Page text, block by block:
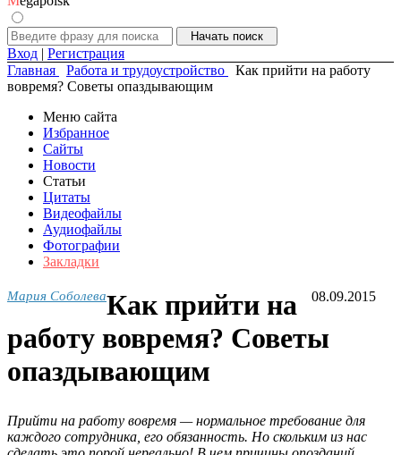
Вход | Регистрация
Главная
Работа и трудоустройство
Как прийти на работу
вовремя? Советы опаздывающим
Меню сайта
Избранное
Сайты
Новости
Статьи
Цитаты
Видеофайлы
Аудиофайлы
Фотографии
Закладки
Мария Соболева 08.09.2015
Как прийти на
работу вовремя? Советы
опаздывающим
Прийти на работу вовремя — нормальное требование для
каждого сотрудника, его обязанность. Но скольким из нас